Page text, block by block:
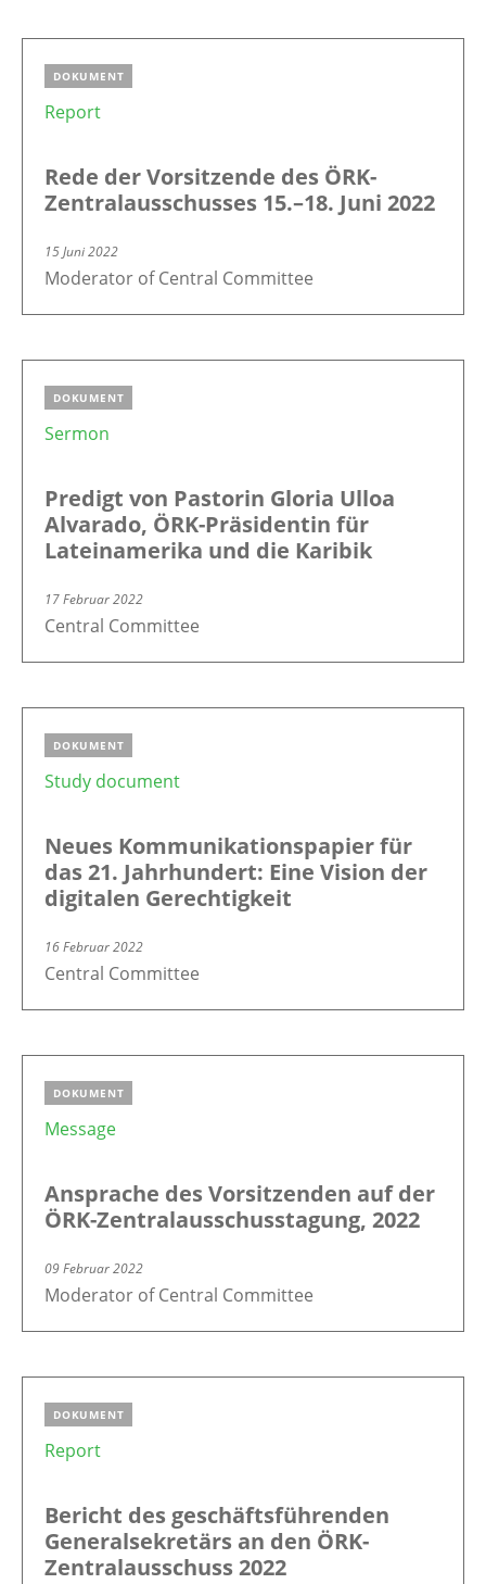
DOKUMENT
Report
Rede der Vorsitzende des ÖRK-
Zentralausschusses 15.–18. Juni 2022
15 Juni 2022
Moderator of Central Committee
DOKUMENT
Sermon
Predigt von Pastorin Gloria Ulloa
Alvarado, ÖRK-Präsidentin für
Lateinamerika und die Karibik
17 Februar 2022
Central Committee
DOKUMENT
Study document
Neues Kommunikationspapier für
das 21. Jahrhundert: Eine Vision der
digitalen Gerechtigkeit
16 Februar 2022
Central Committee
DOKUMENT
Message
Ansprache des Vorsitzenden auf der
ÖRK-Zentralausschusstagung, 2022
09 Februar 2022
Moderator of Central Committee
DOKUMENT
Report
Bericht des geschäftsführenden
Generalsekretärs an den ÖRK-
Zentralausschuss 2022